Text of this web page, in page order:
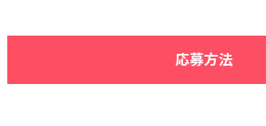
応募方法